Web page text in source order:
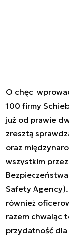
O chęci
100 firmy
już od prawie
zresztą
oraz
wszystkim
Safety
również
razem chwaląc
przydatność dla